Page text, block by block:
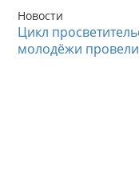
Новости
Цикл
молодёжи